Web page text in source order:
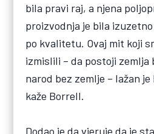
bila pravi raj, a njena
proizvodnja je bila
po kvalitetu. Ovaj mit koji
izmislili – da postoji zemlja
narod bez zemlje – lažan je
kaže Borrell.
Dodao je da vjeruje da je